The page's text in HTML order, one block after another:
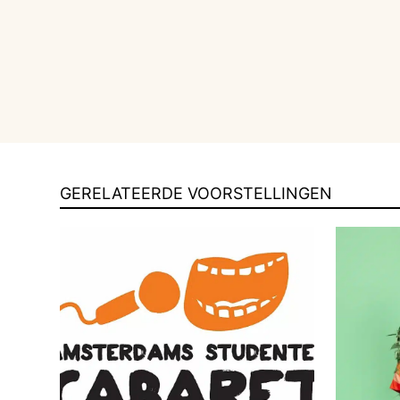
GERELATEERDE VOORSTELLINGEN